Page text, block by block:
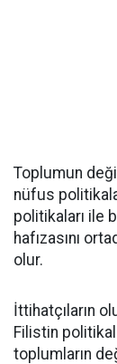
Toplumun
nüfus
politikaları ile
hafızasını
olur.
İttihatçıların
Filistin
toplumların